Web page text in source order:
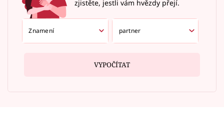
zjistěte, jestli vám hvězdy přejí.
VYPOČÍTAT